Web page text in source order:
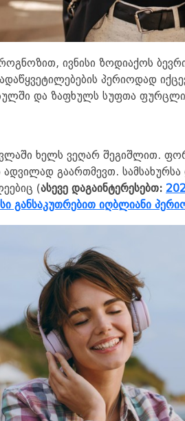
ივნისი ზოდიაქოს
პერიოდად
და ზაფხულს სუფთა
ხელს ვეღარ შეგიშლით.
გაართმევთ.
(ასევე დაგაინტერესებთ:
განსაკუთრებით იღბლიანი